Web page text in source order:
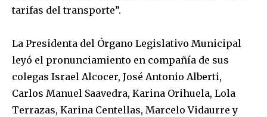
SUBSCRIBERS and be part of the
conversation.
To subscribe, simply enter your email address on our website
or click the subscribe button below. Don't worry, we respect
your privacy and won't spam your inbox. Your information is
tarifas del transporte”.
La Presidenta del Órgano Legislativo Municipal
leyó el pronunciamiento en compañía de sus
colegas Israel Alcocer, José Antonio Alberti,
Carlos Manuel Saavedra, Karina Orihuela, Lola
Terrazas, Karina Centellas, Marcelo Vidaurre y